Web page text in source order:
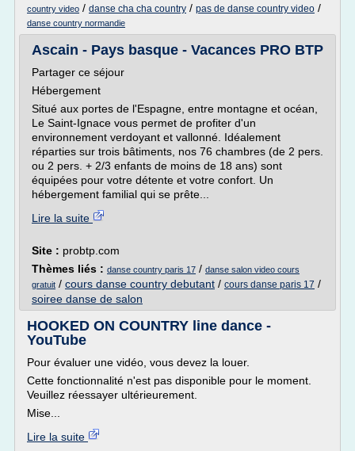
country video / danse cha cha country / pas de danse country video /
danse country normandie
Ascain - Pays basque - Vacances PRO BTP
Partager ce séjour
Hébergement
Situé aux portes de l'Espagne, entre montagne et océan,
Le Saint-Ignace vous permet de profiter d'un
environnement verdoyant et vallonné. Idéalement
réparties sur trois bâtiments, nos 76 chambres (de 2 pers.
ou 2 pers. + 2/3 enfants de moins de 18 ans) sont
équipées pour votre détente et votre confort. Un
hébergement familial qui se prête...
Lire la suite
Site : probtp.com
Thèmes liés : danse country paris 17 / danse salon video cours
gratuit / cours danse country debutant / cours danse paris 17 /
soiree danse de salon
HOOKED ON COUNTRY line dance -
YouTube
Pour évaluer une vidéo, vous devez la louer.
Cette fonctionnalité n'est pas disponible pour le moment.
Veuillez réessayer ultérieurement.
Mise...
Lire la suite